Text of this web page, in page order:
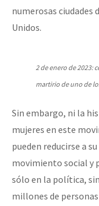
numerosas ciudades
Unidos.
2 de enero de 2023:
martirio de uno de
Sin embargo, ni la
mujeres en este
pueden reducirse a
movimiento social y
sólo en la política,
millones de